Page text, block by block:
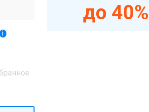
i
до 40%